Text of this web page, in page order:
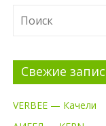
Свежие
VERBEE — Качели